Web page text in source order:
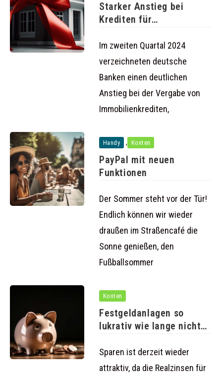
Starker Anstieg bei
Krediten für
Eigentumswohnungen
Im zweiten Quartal 2024
verzeichneten deutsche
Banken einen deutlichen
Anstieg bei der Vergabe von
Immobilienkrediten,
Handy , Konten
PayPal mit neuen
Funktionen
Der Sommer steht vor der Tür!
Endlich können wir wieder
draußen im Straßencafé die
Sonne genießen, den
Fußballsommer
Konten
Festgeldanlagen so
lukrativ wie lange nicht
Sparen ist derzeit wieder
attraktiv, da die Realzinsen für